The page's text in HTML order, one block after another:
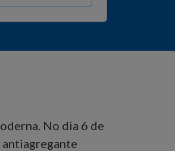
No dia 6 de
antiagregante